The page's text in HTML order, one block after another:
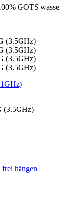
GOTS
(3.5GHz)